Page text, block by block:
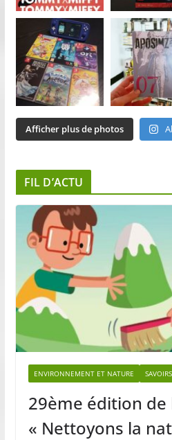
Afficher plus de photos
FIL D’ACTU
ENVIRONNEMENT ET NATURE SAVOIRS
29ème édition de
« Nettoyons la